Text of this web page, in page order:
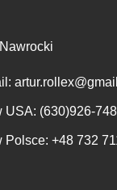
732 711